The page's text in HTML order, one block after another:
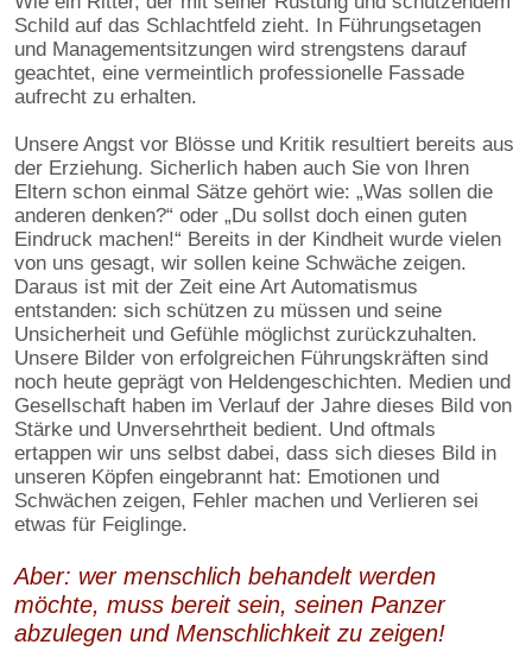
Schild auf das Schlachtfeld zieht. In Führungsetagen
und Managementsitzungen wird strengstens darauf
geachtet, eine vermeintlich professionelle Fassade
aufrecht zu erhalten.
Unsere Angst vor Blösse und Kritik resultiert bereits aus
der Erziehung. Sicherlich haben auch Sie von Ihren
Eltern schon einmal Sätze gehört wie: „Was sollen die
anderen denken?“ oder „Du sollst doch einen guten
Eindruck machen!“ Bereits in der Kindheit wurde vielen
von uns gesagt, wir sollen keine Schwäche zeigen.
Daraus ist mit der Zeit eine Art Automatismus
entstanden: sich schützen zu müssen und seine
Unsicherheit und Gefühle möglichst zurückzuhalten.
Unsere Bilder von erfolgreichen Führungskräften sind
noch heute geprägt von Heldengeschichten. Medien und
Gesellschaft haben im Verlauf der Jahre dieses Bild von
Stärke und Unversehrtheit bedient. Und oftmals
ertappen wir uns selbst dabei, dass sich dieses Bild in
unseren Köpfen eingebrannt hat: Emotionen und
Schwächen zeigen, Fehler machen und Verlieren sei
etwas für Feiglinge.
Aber: wer menschlich behandelt werden
möchte, muss bereit sein, seinen Panzer
abzulegen und Menschlichkeit zu zeigen!